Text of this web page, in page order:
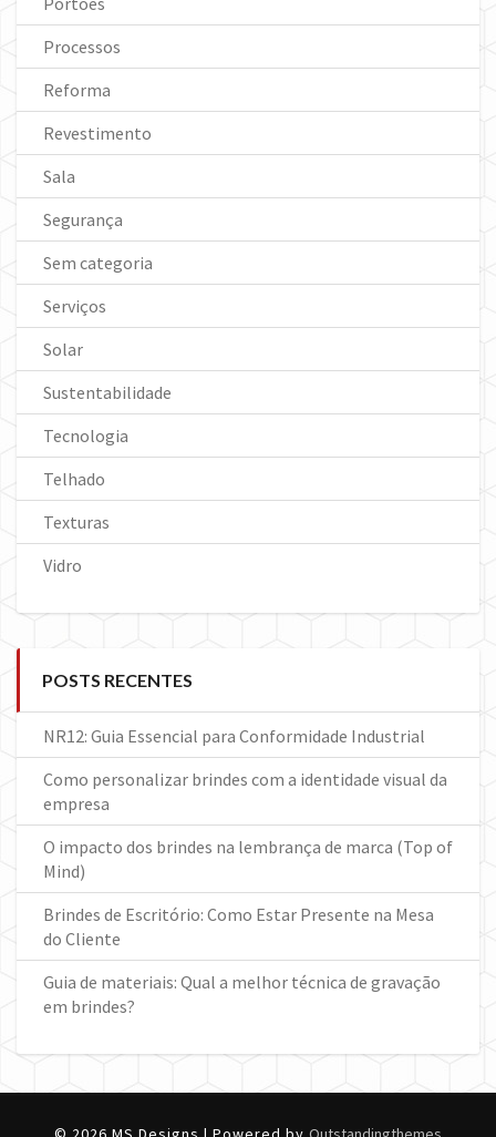
Processos
Reforma
Revestimento
Sala
Segurança
Sem categoria
Serviços
Solar
Sustentabilidade
Tecnologia
Telhado
Texturas
Vidro
POSTS RECENTES
NR12: Guia Essencial para Conformidade Industrial
Como personalizar brindes com a identidade visual da
empresa
O impacto dos brindes na lembrança de marca (Top of
Mind)
Brindes de Escritório: Como Estar Presente na Mesa
do Cliente
Guia de materiais: Qual a melhor técnica de gravação
em brindes?